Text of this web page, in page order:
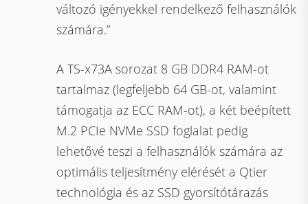
változó igényekkel rendelkező felhasználók
számára.”
A TS-x73A sorozat 8 GB DDR4 RAM-ot
tartalmaz (legfeljebb 64 GB-ot, valamint
támogatja az ECC RAM-ot), a két beépített
M.2 PCIe NVMe SSD foglalat pedig
lehetővé teszi a felhasználók számára az
optimális teljesítmény elérését a Qtier
technológia és az SSD gyorsítótárazás